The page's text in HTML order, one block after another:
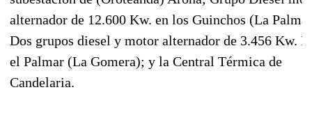
alternador de 12.600 Kw. en los Guinchos (La
Dos grupos diesel y motor alternador de 3.456 Kw.
el Palmar (La Gomera); y la Central Térmica de
Candelaria.